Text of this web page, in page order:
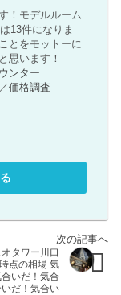
！モデルルーム
13件になりま
とをモットーに
思います！
ンター
／価格調査
タワー川口
点の相場 気
いだ！気合
だ！気合い